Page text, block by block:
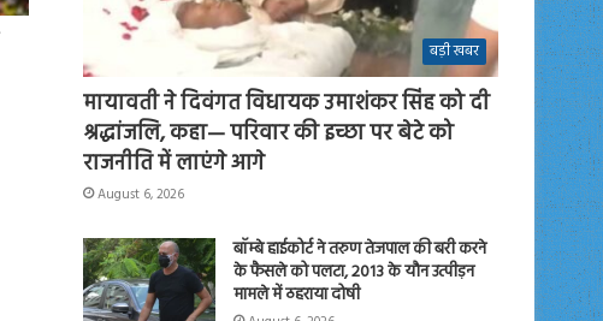
बड़ी खबर
मायावती ने दिवंगत विधायक उमाशंकर सिंह को दी
श्रद्धांजलि, कहा— परिवार की इच्छा पर बेटे को
राजनीति में लाएंगे आगे
August 6, 2026
बॉम्बे हाईकोर्ट ने तरुण तेजपाल की बरी करने
के फैसले को पलटा, 2013 के यौन उत्पीड़न
मामले में ठहराया दोषी